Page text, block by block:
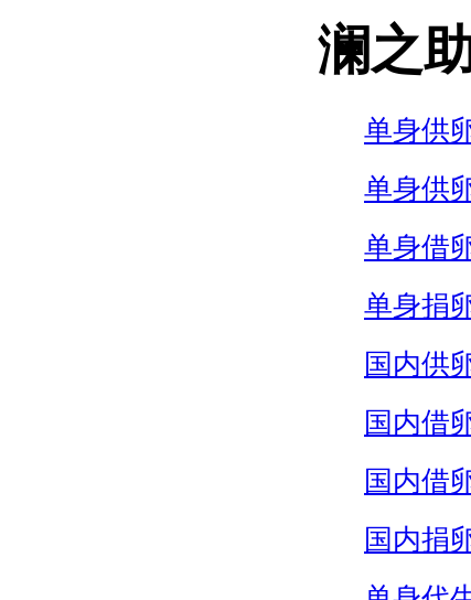
澜之
单身供
单身供
单身借
单身捐
国内供
国内借
国内借
国内捐